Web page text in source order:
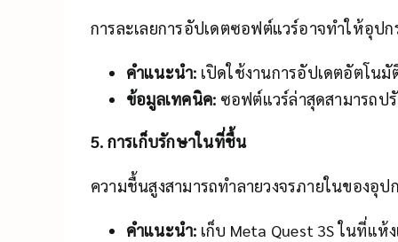
การละเลยการอัปเดตซอฟต์แวร์อาจทำให้อุป
คำแนะนำ: เปิดใช้งานการอัปเดตอัตโน
ข้อมูลเทคนิค: ซอฟต์แวร์ล่าสุดสามารถป
5. การเก็บรักษาในที่ชื้น
ความชื้นสูงสามารถทำลายวงจรภายในของอุ
คำแนะนำ: เก็บ Meta Quest 3S ในที่แ